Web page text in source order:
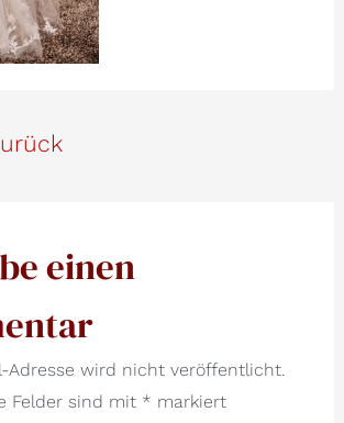
einen
Adresse wird nicht veröffentlicht.
Felder sind mit * markiert